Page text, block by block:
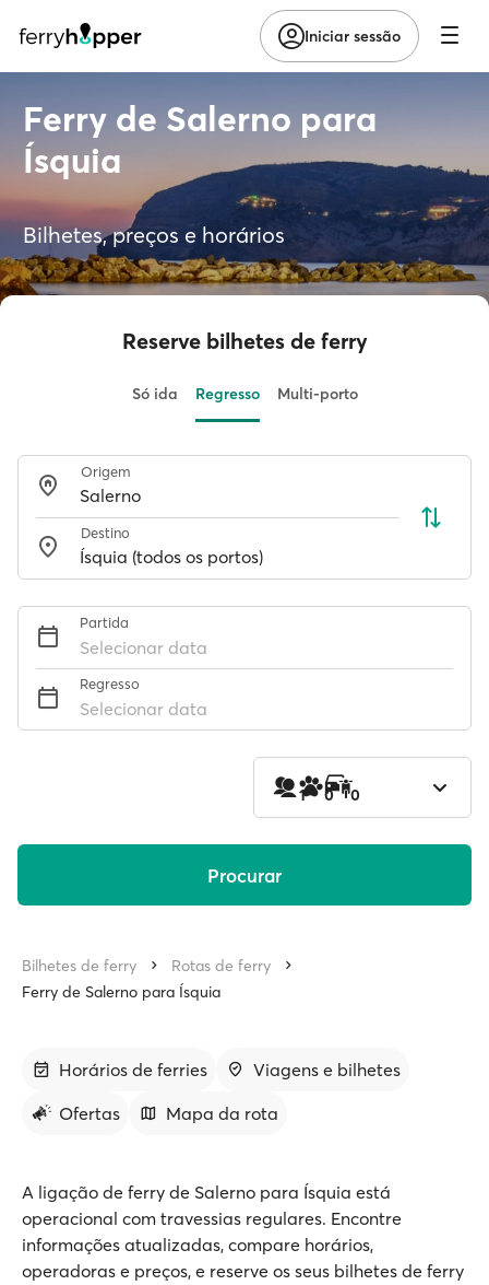
Iniciar sessão
Ferry de Salerno para
Ísquia
Bilhetes, preços e horários
Reserve bilhetes de ferry
Só ida Regresso Multi-porto
Origem
Destino
Partida
Selecionar data
Regresso
Selecionar data
1 0 0
Procurar
Bilhetes de ferry
Rotas de ferry
Ferry de Salerno para Ísquia
Horários de ferries
Viagens e bilhetes
Ofertas
Mapa da rota
A ligação de ferry de Salerno para Ísquia está
operacional com travessias regulares. Encontre
informações atualizadas, compare horários,
operadoras e preços, e reserve os seus bilhetes de ferry